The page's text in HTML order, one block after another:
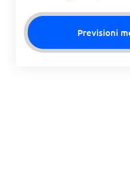
Previsioni